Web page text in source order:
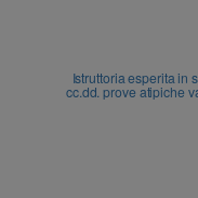
Istruttoria esperita in
cc.dd. prove atipiche